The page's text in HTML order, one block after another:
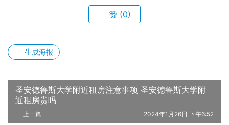
赞 (0)
生成海报
圣安德鲁斯大学附近租房注意事项 圣安德鲁斯大学附
近租房贵吗
上一篇 2024年1月26日 下午6:52